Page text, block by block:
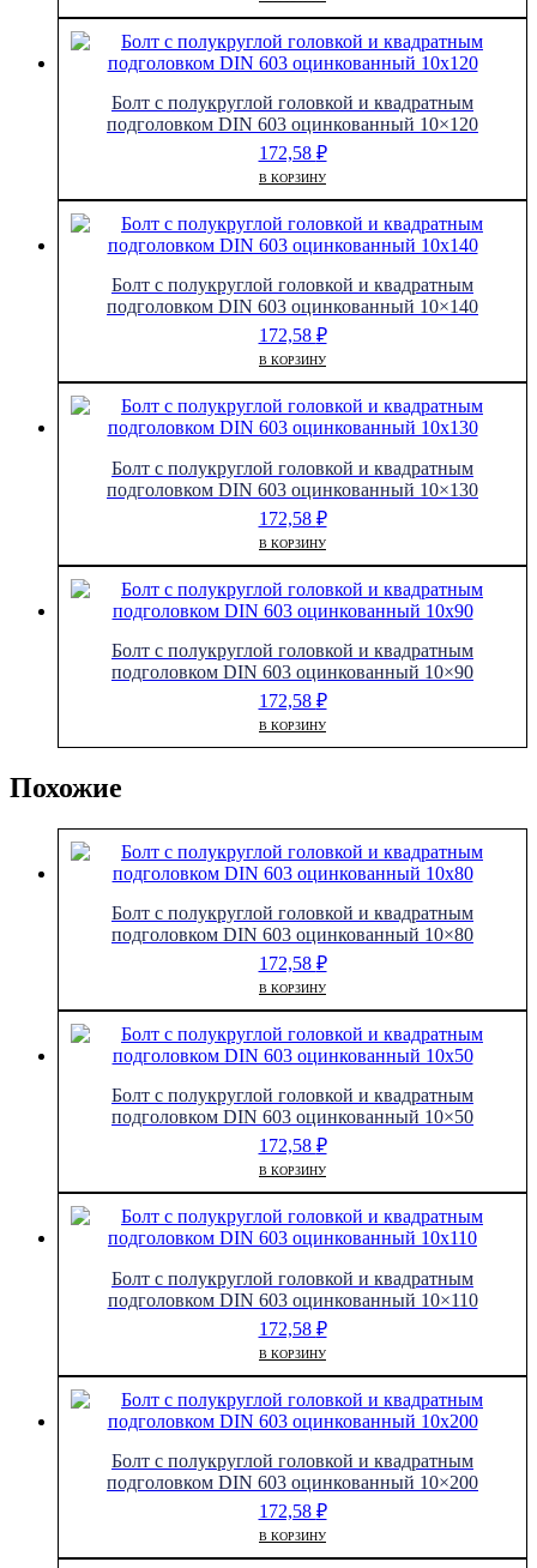
Болт с полукруглой головкой и квадратным
подголовком DIN 603 оцинкованный 10×120
172,58 ₽
В КОРЗИНУ
Болт с полукруглой головкой и квадратным
подголовком DIN 603 оцинкованный 10×140
172,58 ₽
В КОРЗИНУ
Болт с полукруглой головкой и квадратным
подголовком DIN 603 оцинкованный 10×130
172,58 ₽
В КОРЗИНУ
Болт с полукруглой головкой и квадратным
подголовком DIN 603 оцинкованный 10×90
172,58 ₽
В КОРЗИНУ
Похожие
Болт с полукруглой головкой и квадратным
подголовком DIN 603 оцинкованный 10×80
172,58 ₽
В КОРЗИНУ
Болт с полукруглой головкой и квадратным
подголовком DIN 603 оцинкованный 10×50
172,58 ₽
В КОРЗИНУ
Болт с полукруглой головкой и квадратным
подголовком DIN 603 оцинкованный 10×110
172,58 ₽
В КОРЗИНУ
Болт с полукруглой головкой и квадратным
подголовком DIN 603 оцинкованный 10×200
172,58 ₽
В КОРЗИНУ